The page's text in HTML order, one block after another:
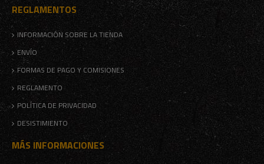
REGLAMENTOS
INFORMACIÓN SOBRE LA TIENDA
ENVÍO
FORMAS DE PAGO Y COMISIONES
REGLAMENTO
POLÍTICA DE PRIVACIDAD
DESISTIMIENTO
MÁS INFORMACIONES